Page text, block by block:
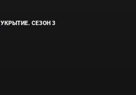
УКРЫТИЕ. СЕЗОН 3